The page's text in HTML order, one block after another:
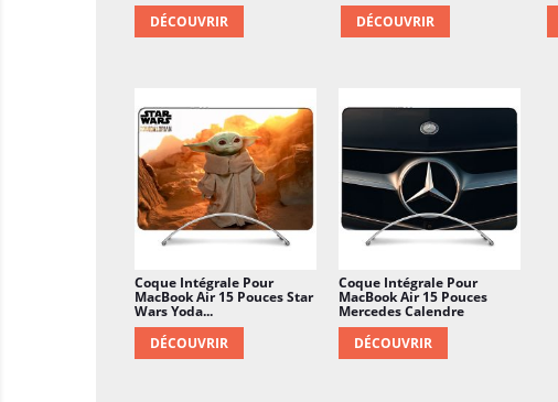
DÉCOUVRIR
DÉCOUVRIR
Coque Intégrale Pour
MacBook Air 15 Pouces Star
Wars Yoda...
DÉCOUVRIR
Coque Intégrale Pour
MacBook Air 15 Pouces
Mercedes Calendre
DÉCOUVRIR